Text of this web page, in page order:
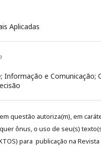
Aplicadas
Informação e Comunicação;
questão autoriza(m), em
ônus, o uso de seu(s)
para publicação na